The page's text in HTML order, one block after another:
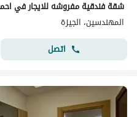
المهندسين، الجيزة
اتصل